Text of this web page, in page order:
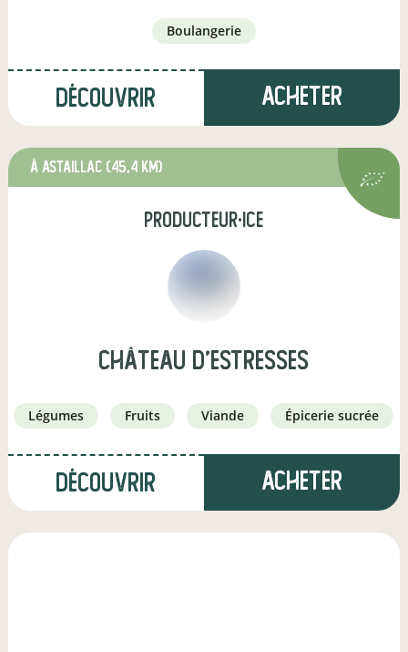
boulangerie
Découvrir Acheter
à Astaillac (45,4 km)
producteur·ice
Château d'Estresses
légumes fruits viande épicerie sucrée
Découvrir Acheter